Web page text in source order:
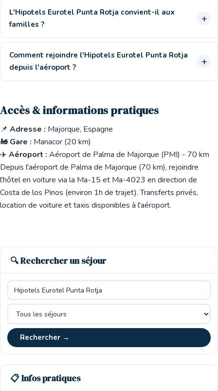
L'Hipotels Eurotel Punta Rotja convient-il aux
familles ?
Comment rejoindre l'Hipotels Eurotel Punta Rotja
depuis l'aéroport ?
Accès & informations pratiques
📌 Adresse : Majorque, Espagne
🚂 Gare : Manacor (20 km)
✈️ Aéroport : Aéroport de Palma de Majorque (PMI) - 70 km
Depuis l'aéroport de Palma de Majorque (70 km), rejoindre
l'hôtel en voiture via la Ma-15 et Ma-4023 en direction de
Costa de los Pinos (environ 1h de trajet). Transferts privés,
location de voiture et taxis disponibles à l'aéroport.
🔍 Rechercher un séjour
Rechercher →
📋 Infos pratiques